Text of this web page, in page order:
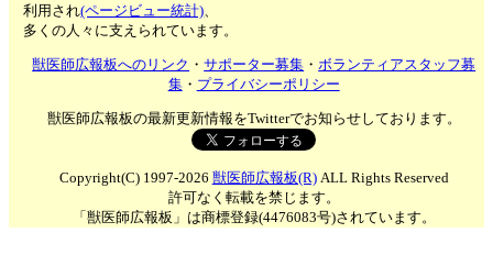
利用され(ページビュー統計)、
多くの人々に支えられています。
獣医師広報板へのリンク ・サポーター募集 ・ボランティアスタッフ募
集・ プライバシーポリシー
獣医師広報板の最新更新情報をTwitterでお知らせしております。
Copyright(C) 1997-2026 獣医師広報板(R)ALL Rights Reserved
許可なく転載を禁じます。
「獣医師広報板」は商標登録(4476083号)されています。